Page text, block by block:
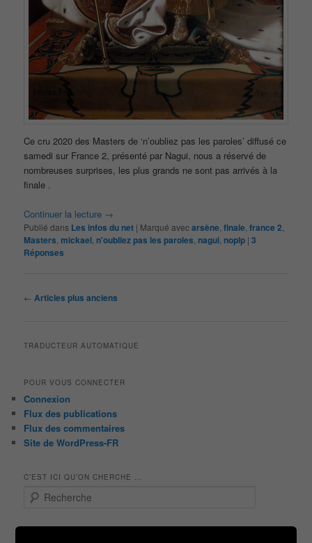
Ce cru 2020 des Masters de ‘n’oubliez pas les paroles’ diffusé ce
samedi sur France 2, présenté par Nagui, nous a réservé de
nombreuses surprises, les plus grands ne sont pas arrivés à la
finale .
Continuer la lecture →
Publié dans Les infos du net | Marqué avecarsène ,finale ,france 2
Masters ,mickael n'oubliez pas les paroles nagui noplp |3
Réponses
Navigation
← Articles plus anciens
TRADUCTEUR AUTOMATIQUE
POUR VOUS CONNECTER
Connexion
Flux des publications
Flux des commentaires
Site de WordPress-FR
C’EST ICI QU’ON CHERCHE …